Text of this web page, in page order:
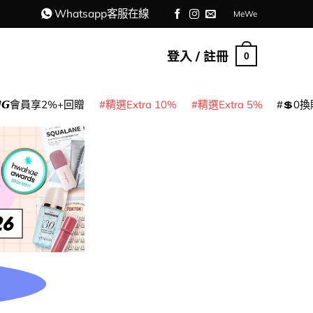
Whatsapp客服在線 MeWe
登入 / 註冊 0
員享2%+回贈 精選Extra 10% 精選Extra 5% 💲0換